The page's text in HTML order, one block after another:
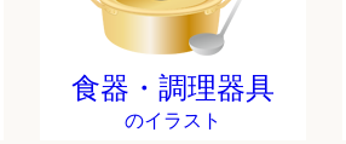
食器・調理器具
のイラスト